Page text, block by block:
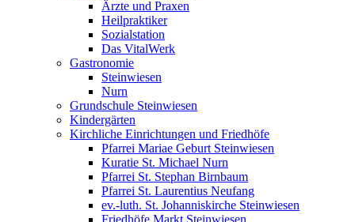
Ärzte und Praxen
Heilpraktiker
Sozialstation
Das VitalWerk
Gastronomie
Steinwiesen
Nurn
Grundschule Steinwiesen
Kindergärten
Kirchliche Einrichtungen und Friedhöfe
Pfarrei Mariae Geburt Steinwiesen
Kuratie St. Michael Nurn
Pfarrei St. Stephan Birnbaum
Pfarrei St. Laurentius Neufang
ev.-luth. St. Johanniskirche Steinwiesen
Friedhöfe Markt Steinwiesen